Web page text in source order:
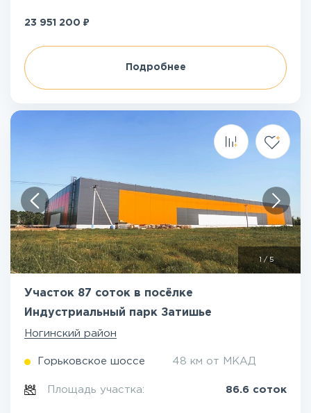
23 951 200 ₽
Подробнее
1/ 5
Участок 87 соток в посёлке
Индустриальный парк Затишье
Ногинский район
Горьковское шоссе 48 км от МКАД
Площадь участка: 86.6 соток